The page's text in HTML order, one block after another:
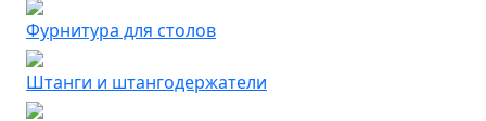
Фурнитура для столов
Штанги и штангодержатели